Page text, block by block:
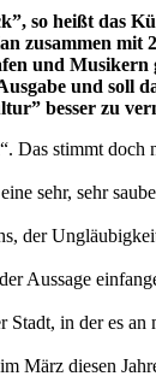
so heißt das
zusammen mit
und Musikern
und soll
besser zu
Das stimmt doch
sehr, sehr
der
Aussage
Stadt, in der es an
März diesen